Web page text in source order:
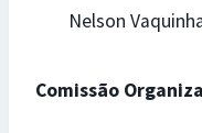
Nelson
Comissão